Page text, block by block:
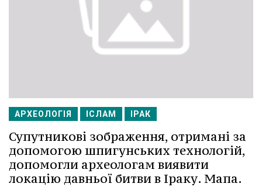
АРХЕОЛОГІЯ ІСЛАМ ІРАК
Супутникові зображення, отримані за
допомогою шпигунських технологій,
допомогли археологам виявити
локацію давньої битви в Іраку. Мапа.